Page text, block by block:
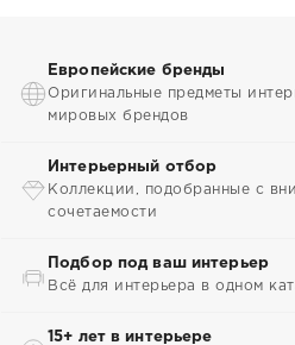
Европейские бренды
Оригинальные предметы
мировых брендов
Интерьерный отбор
Коллекции, подобранные с
сочетаемости
Подбор под ваш интерьер
Всё для интерьера в одном
15+ лет в интерьере